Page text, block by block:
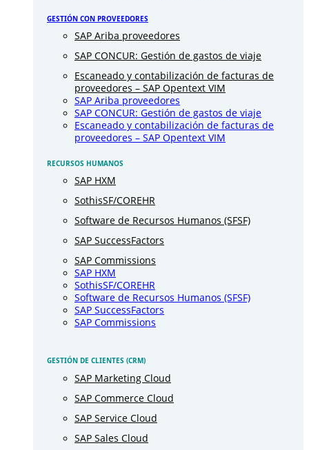
GESTIÓN CON PROVEEDORES
SAP Ariba proveedores
SAP CONCUR: Gestión de gastos de viaje
Escaneado y contabilización de facturas de
proveedores – SAP Opentext VIM
SAP Ariba proveedores
SAP CONCUR: Gestión de gastos de viaje
Escaneado y contabilización de facturas de
proveedores – SAP Opentext VIM
RECURSOS HUMANOS
SAP HXM
SothisSF/COREHR
Software de Recursos Humanos (SFSF)
SAP SuccessFactors
SAP Commissions
SAP HXM
SothisSF/COREHR
Software de Recursos Humanos (SFSF)
SAP SuccessFactors
SAP Commissions
GESTIÓN DE CLIENTES (CRM)
SAP Marketing Cloud
SAP Commerce Cloud
SAP Service Cloud
SAP Sales Cloud